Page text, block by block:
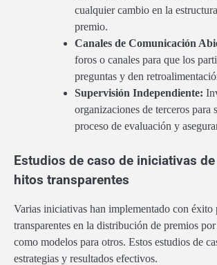
cualquier cambio en la
premio.
Canales de Comunicación
foros o canales para que los
preguntas y den
Supervisión Independiente:
organizaciones de terceros para
proceso de evaluación y
Estudios de caso de iniciativas
hitos transparentes
Varias iniciativas han implementado con éxito
transparentes en la distribución de premios
como modelos para otros. Estos estudios de
estrategias y resultados efectivos.